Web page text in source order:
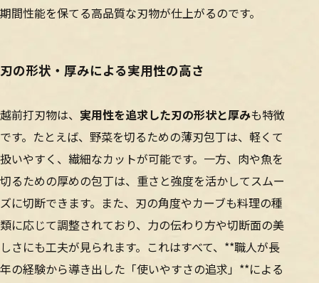
期間性能を保てる高品質な刃物が仕上がるのです。
刃の形状・厚みによる実用性の高さ
越前打刃物は、 実用性を追求した刃の形状と厚みも特徴
です。たとえば、野菜を切るための薄刃包丁は、軽くて
扱いやすく、繊細なカットが可能です。一方、肉や魚を
切るための厚めの包丁は、重さと強度を活かしてスムー
ズに切断できます。また、刃の角度やカーブも料理の種
類に応じて調整されており、力の伝わり方や切断面の美
しさにも工夫が見られます。これはすべて、**職人が長
年の経験から導き出した「使いやすさの追求」**による